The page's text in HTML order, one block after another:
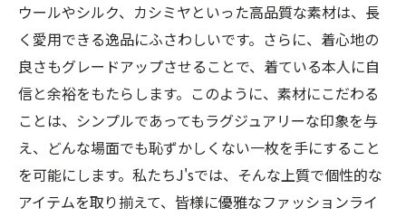
ウールやシルク、カシミヤといった高品質な素材は、長
く愛用できる逸品にふさわしいです。さらに、着心地の
良さもグレードアップさせることで、着ている本人に自
信と余裕をもたらします。このように、素材にこだわる
ことは、シンプルであってもラグジュアリーな印象を与
え、どんな場面でも恥ずかしくない一枚を手にすること
を可能にします。私たちJ'sでは、そんな上質で個性的な
アイテムを取り揃えて、皆様に優雅なファッションライ